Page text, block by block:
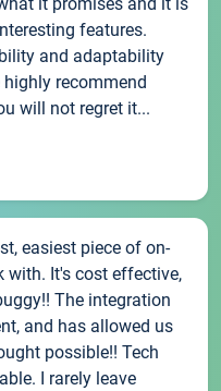
features.
and adaptability
recommend
will not regret it...
easiest piece of on-
with. It's cost effective,
The integration
and has allowed us
possible!! Tech
I rarely leave